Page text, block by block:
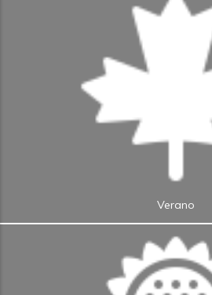
Verano